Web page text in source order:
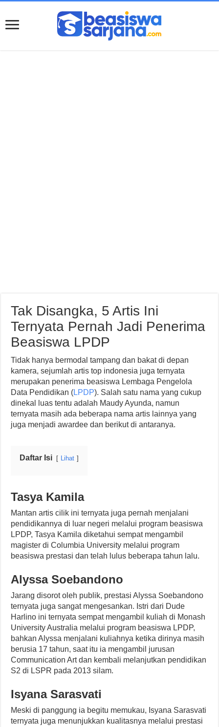
Tak Disangka, 5 Artis Ini
Ternyata Pernah Jadi Penerima
Beasiswa LPDP
Tidak hanya bermodal tampang dan bakat di depan
kamera, sejumlah artis top indonesia juga ternyata
merupakan penerima beasiswa Lembaga Pengelola
Data Pendidikan (LPDP). Salah satu nama yang cukup
dinekal luas tentu adalah Maudy Ayunda, namun
ternyata masih ada beberapa nama artis lainnya yang
juga menjadi awardee dan berikut di antaranya.
Daftar Isi Lihat
Tasya Kamila
Mantan artis cilik ini ternyata juga pernah menjalani
pendidikannya di luar negeri melalui program beasiswa
LPDP, Tasya Kamila diketahui sempat mengambil
magister di Columbia University melalui program
beasiswa prestasi dan telah lulus beberapa tahun lalu.
Alyssa Soebandono
Jarang disorot oleh publik, prestasi Alyssa Soebandono
ternyata juga sangat mengesankan. Istri dari Dude
Harlino ini ternyata sempat mengambil kuliah di Monash
University Australia melalui program beasiswa LPDP,
bahkan Alyssa menjalani kuliahnya ketika dirinya masih
berusia 17 tahun, saat itu ia mengambil jurusan
Communication Art dan kembali melanjutkan pendidikan
S2 di LSPR pada 2013 silam.
Isyana Sarasvati
Meski di panggung ia begitu memukau, Isyana Sarasvati
ternyata juga menunjukkan kualitasnya melalui prestasi